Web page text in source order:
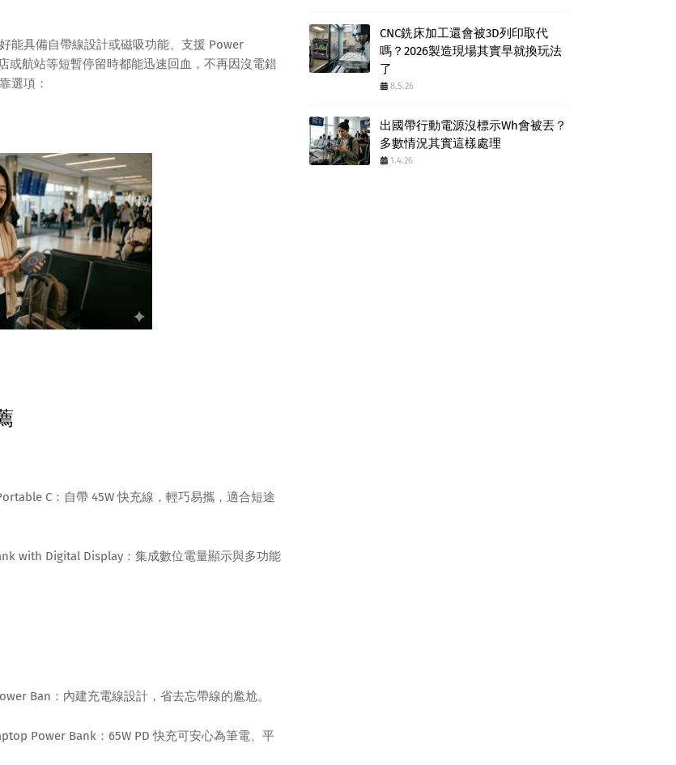
能具備自帶線設計或磁吸功能、支援 Power
或航站等短暫停留時都能迅速回血，不再因沒電錯
選項：
C：自帶 45W 快充線，輕巧易攜，適合短途
with Digital Display：集成數位電量顯示與多功能
Ban：內建充電線設計，省去忘帶線的尷尬。
Power Bank：65W PD 快充可安心為筆電、平
CNC銑床加工還會被3D列印取代
嗎？2026製造現場其實早就換玩法
了
8.5.26
出國帶行動電源沒標示Wh會被丟？
多數情況其實這樣處理
1.4.26